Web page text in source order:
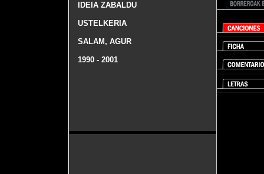
IDEIA ZABALDU
USTELKERIA
SALAM, AGUR
1990 - 2001